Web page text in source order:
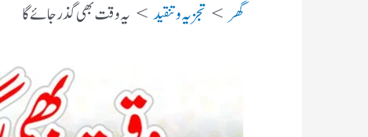
گھر تجزیہ و تنقید یہ وقت بھی گذر جائے گا